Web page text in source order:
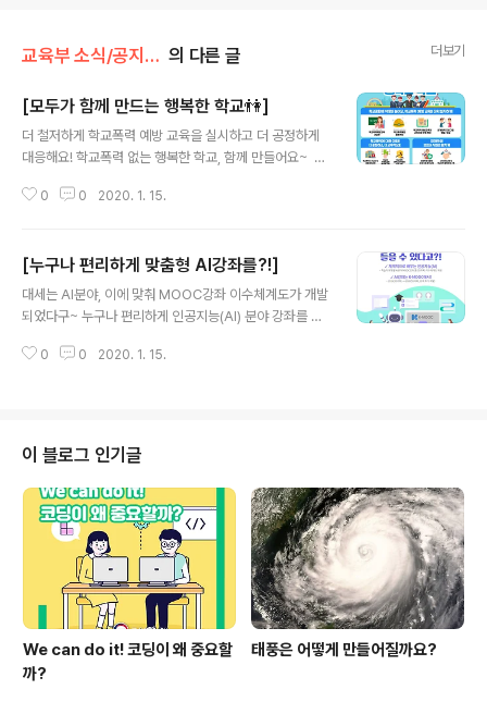
교육부 소식/공지사항 의 다른 글 더보기
[모두가 함께 만드는 행복한 학교👫]
더 철저하게 학교폭력 예방 교육을 실시하고 더 공정하게
대응해요! 학교폭력 없는 행복한 학교, 함께 만들어요~ ​ ▶
예방대책 #학폭 #학교폭력_없는_학교_만들겠습니다
0 0 2020. 1. 15.
[누구나 편리하게 맞춤형 AI강좌를?!]
대세는 AI분야, 이에 맞춰 MOOC강좌 이수체계도가 개발
되었다구~ 누구나 편리하게 인공지능(AI) 분야 강좌를 들
mooc.kr 자세히 보기 ▶ https://bit.ly/35SQZyN ​ #교
0 0 2020. 1. 15.
이 블로그 인기글
We can do it! 코딩이 왜 중요할
까?
태풍은 어떻게 만들어질까요?